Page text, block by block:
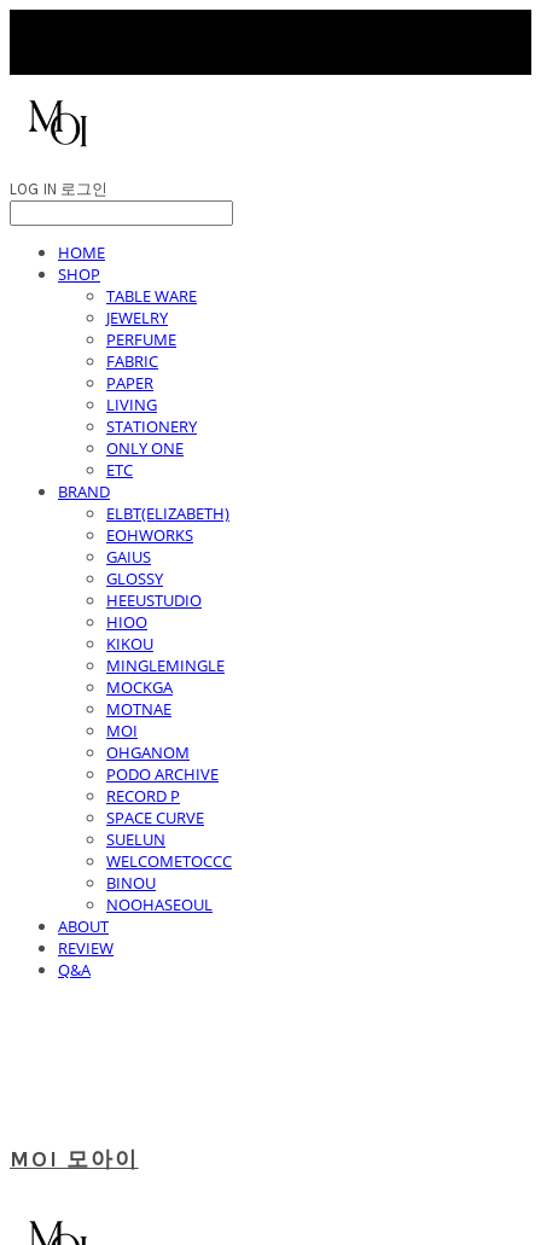
LOG IN 로그인
HOME
SHOP
TABLE WARE
JEWELRY
PERFUME
FABRIC
PAPER
LIVING
STATIONERY
ONLY ONE
ETC
BRAND
ELBT(ELIZABETH)
EOHWORKS
GAIUS
GLOSSY
HEEUSTUDIO
HIOO
KIKOU
MINGLEMINGLE
MOCKGA
MOTNAE
MOI
OHGANOM
PODO ARCHIVE
RECORD P
SPACE CURVE
SUELUN
WELCOMETOCCC
BINOU
NOOHASEOUL
ABOUT
REVIEW
Q&A
MOI 모아이